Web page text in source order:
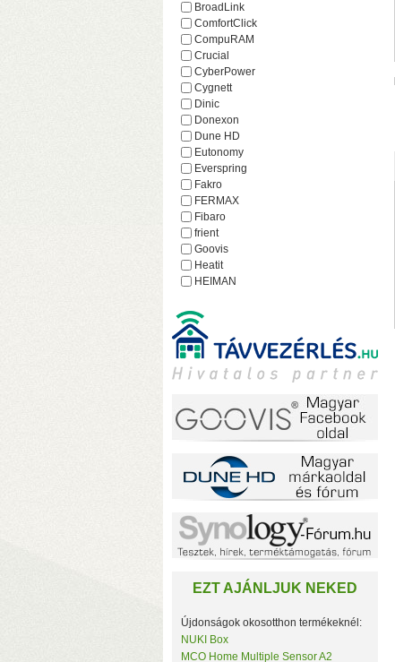
BroadLink
ComfortClick
CompuRAM
Crucial
CyberPower
Cygnett
Dinic
Donexon
Dune HD
Eutonomy
Everspring
Fakro
FERMAX
Fibaro
frient
Goovis
Heatit
HEIMAN
iEAST
Imperial
Incipio
Lejátszó.hu
Lince
Mean Well
MOHAnet
Nabu Casa
NEO
NEON
Nice
Noname
NorStone
NorthQ
Omega Optical
OWC
Philio Technology
Poly Control
EZT AJÁNLJUK NEKED
Újdonságok okosotthon termékeknél:
NUKI Box
MCO Home Multiple Sensor A2